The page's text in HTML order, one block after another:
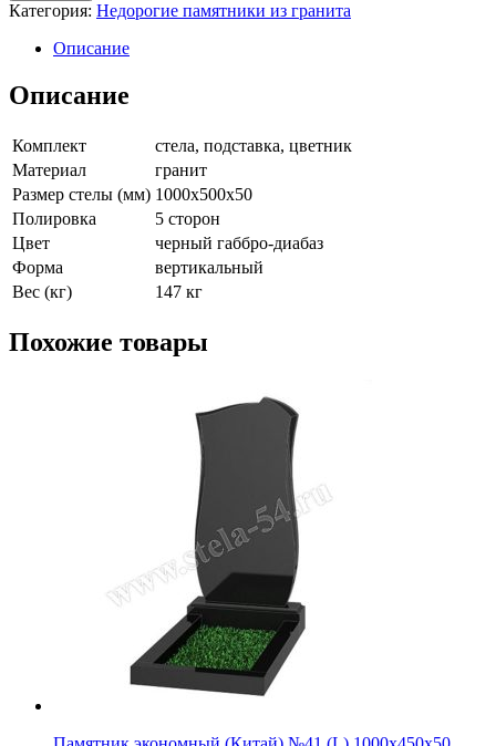
Категория: Недорогие памятники из гранита
Описание
Описание
Комплект
стела, подставка, цветник
Материал
гранит
Размер стелы (мм) 1000х500х50
Полировка
5 сторон
Цвет
черный габбро-диабаз
Форма
вертикальный
Вес (кг)
147 кг
Похожие товары